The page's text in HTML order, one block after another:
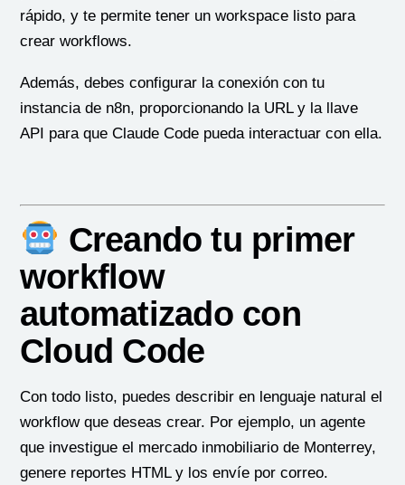
rápido, y te permite tener un workspace listo para
crear workflows.
Además, debes configurar la conexión con tu
instancia de n8n, proporcionando la URL y la llave
API para que Claude Code pueda interactuar con ella.
Creando tu primer
workflow
automatizado con
Cloud Code
Con todo listo, puedes describir en lenguaje natural el
workflow que deseas crear. Por ejemplo, un agente
que investigue el mercado inmobiliario de Monterrey,
genere reportes HTML y los envíe por correo.